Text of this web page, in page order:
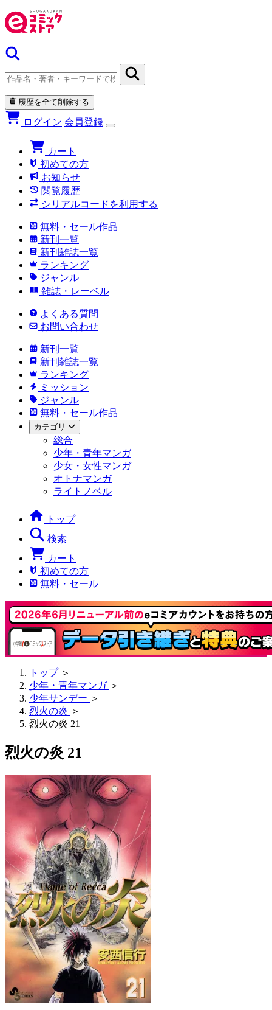
履歴を全て削除する
ログイン 会員登録
カート
初めての方
お知らせ
閲覧履歴
シリアルコードを利用する
無料・セール作品
新刊一覧
新刊雑誌一覧
ランキング
ジャンル
雑誌・レーベル
よくある質問
お問い合わせ
新刊一覧
新刊雑誌一覧
ランキング
ミッション
ジャンル
無料・セール作品
カテゴリ
総合
少年・青年マンガ
少女・女性マンガ
オトナマンガ
ライトノベル
トップ
検索
カート
初めての方
無料・セール
トップ ＞
少年・青年マンガ ＞
少年サンデー ＞
烈火の炎 ＞
烈火の炎 21
烈火の炎 21